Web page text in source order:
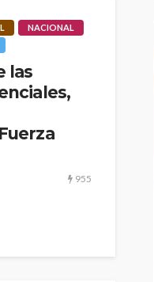
NACIONAL
las
955
se ha